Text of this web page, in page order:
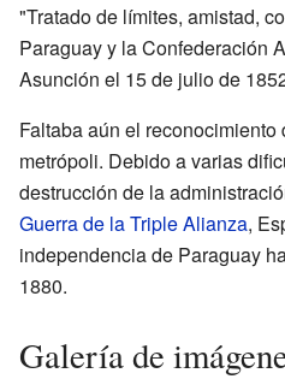
"Tratado de límites, amistad,
Paraguay y la Confederación
Asunción el 15 de julio de
Faltaba aún el
metrópoli. Debido a varias
destrucción de la
Guerra de la Triple Alianza,
independencia de Paraguay
1880.
Galería de